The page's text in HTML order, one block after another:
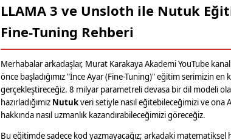
LLAMA 3 ve Unsloth ile Nutuk
Fine-Tuning Rehberi
Merhabalar arkadaşlar, Murat Karakaya Akademi YouTube
önce başladığımız "İnce Ayar (Fine-Tuning)" eğitim serimizin
gerçekleştireceğiz. 8 milyar parametreli devasa bir dil modeli
hazırladığımız Nutukveri setiyle nasıl eğitebileceğimizi ve
hakkında nasıl uzmanlık kazandırabileceğimizi göreceğiz.
Bu eğitimde sadece kod yazmayacağız; arkadaki matematiksel